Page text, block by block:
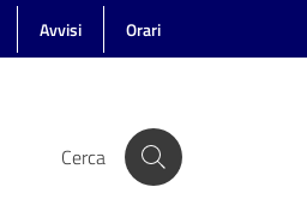
Avvisi Orari
Cerca